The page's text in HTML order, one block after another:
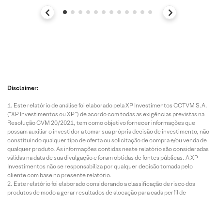
Disclaimer:
Este relatório de análise foi elaborado pela XP Investimentos CCTVM S.A.
(“XP Investimentos ou XP”) de acordo com todas as exigências previstas na
Resolução CVM 20/2021, tem como objetivo fornecer informações que
possam auxiliar o investidor a tomar sua própria decisão de investimento, não
constituindo qualquer tipo de oferta ou solicitação de compra e/ou venda de
qualquer produto. As informações contidas neste relatório são consideradas
válidas na data de sua divulgação e foram obtidas de fontes públicas. A XP
Investimentos não se responsabiliza por qualquer decisão tomada pelo
cliente com base no presente relatório.
Este relatório foi elaborado considerando a classificação de risco dos
produtos de modo a gerar resultados de alocação para cada perfil de